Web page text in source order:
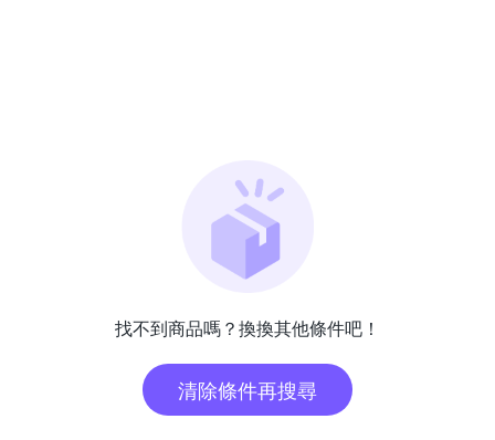
找不到商品嗎？換換其他條件吧！
清除條件再搜尋